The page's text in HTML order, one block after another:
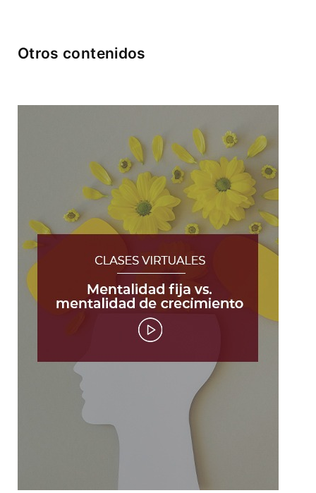
Otros contenidos